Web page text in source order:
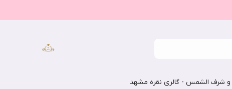
شرف الشمس - گالری نقره مشهد